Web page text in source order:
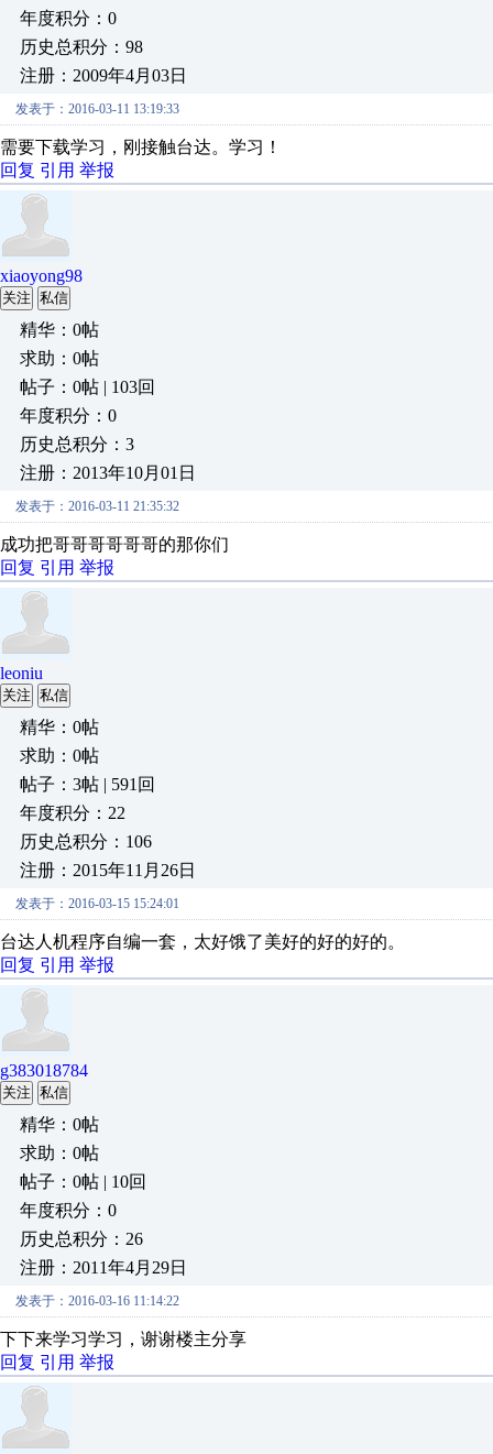
年度积分：0
历史总积分：98
注册：2009年4月03日
发表于：2016-03-11 13:19:33
需要下载学习，刚接触台达。学习！
回复 引用 举报
xiaoyong98
关注 私信
精华：0帖
求助：0帖
帖子：0帖 | 103回
年度积分：0
历史总积分：3
注册：2013年10月01日
发表于：2016-03-11 21:35:32
成功把哥哥哥哥哥哥的那你们
回复 引用 举报
leoniu
关注 私信
精华：0帖
求助：0帖
帖子：3帖 | 591回
年度积分：22
历史总积分：106
注册：2015年11月26日
发表于：2016-03-15 15:24:01
台达人机程序自编一套，太好饿了美好的好的好的。
回复 引用 举报
g383018784
关注 私信
精华：0帖
求助：0帖
帖子：0帖 | 10回
年度积分：0
历史总积分：26
注册：2011年4月29日
发表于：2016-03-16 11:14:22
下下来学习学习，谢谢楼主分享
回复 引用 举报